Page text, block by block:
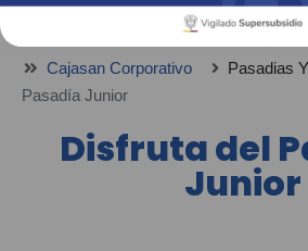
Cajasan Corporativo
Pasadias
Pasadía Junior
Disfruta del
Junior